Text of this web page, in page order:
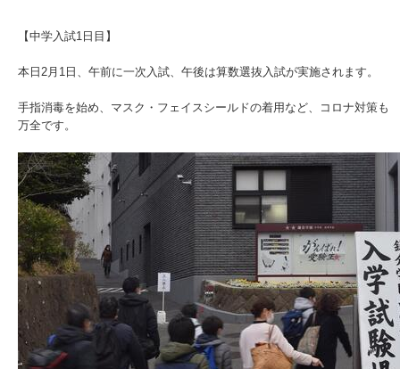
【中学入試1日目】
本日2月1日、午前に一次入試、午後は算数選抜入試が実施されます。
手指消毒を始め、マスク・フェイスシールドの着用など、コロナ対策も
万全です。